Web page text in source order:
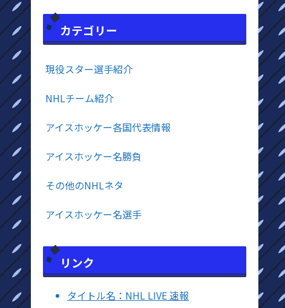
カテゴリー
現役スター選手紹介
NHLチーム紹介
アイスホッケー各国代表情報
アイスホッケー名勝負
その他のNHLネタ
アイスホッケー名選手
リンク
タイトル名：NHL LIVE 速報